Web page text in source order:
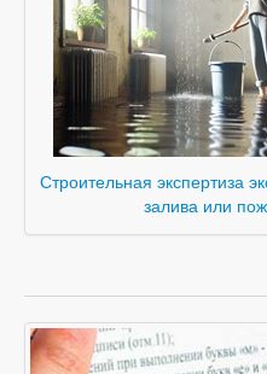
Строительная экспертиза
залива или